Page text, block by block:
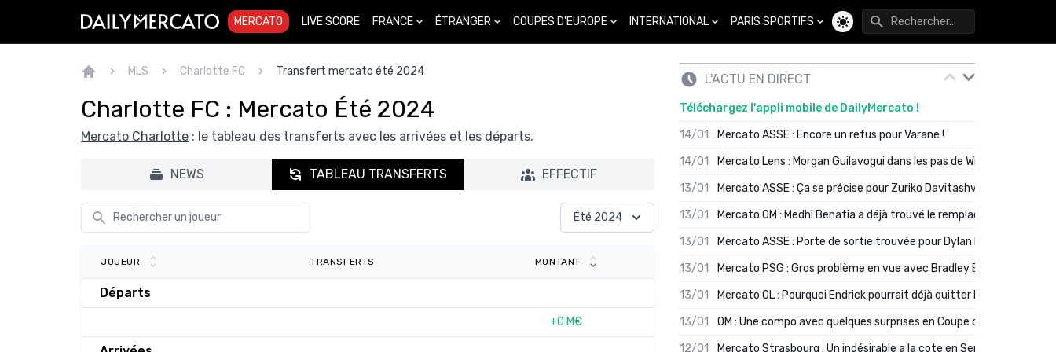
MERCATO LIVE SCORE FRANCE ÉTRANGER COUPES D'EUROPE INTERNATIONAL PARIS SPORTIFS
Changer de thème
MLS Charlotte FC Transfert mercato été 2024
Charlotte FC : Mercato Été 2024
Mercato Charlotte : le tableau des transferts avec les arrivées et les départs.
NEWS TABLEAU TRANSFERTS EFFECTIF
Été 2024
JOUEUR TRANSFERTS MONTANT
Départs
+0 M€
L'ACTU EN DIRECT
Téléchargez l'appli mobile de DailyMercato !
14/01
Mercato ASSE : Encore un refus pour Varane !
14/01
Mercato Lens : Morgan Guilavogui dans les pas de Will Still ?
13/01
Mercato ASSE : Ça se précise pour Zuriko Davitashvili
13/01
Mercato OM : Medhi Benatia a déjà trouvé le remplaçant de Robinio
13/01
Mercato ASSE : Porte de sortie trouvée pour Dylan Batubinsika
13/01
Mercato PSG : Gros problème en vue avec Bradley Barcola ?
13/01
Mercato OL : Pourquoi Endrick pourrait déjà quitter Lyon en janvier
13/01
OM : Une compo avec quelques surprises en Coupe de France
12/01
Mercato Strasbourg : Un indésirable a la cote en Serie A